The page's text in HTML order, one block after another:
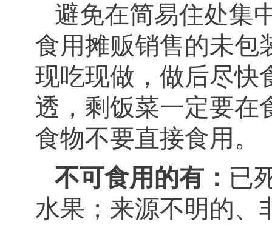
避免在简易住处集
食用摊贩销售的未包
现吃现做，做后尽快
透，剩饭菜一定要在
食物不要直接食用。
不可食用的有： 已
水果；来源不明的、